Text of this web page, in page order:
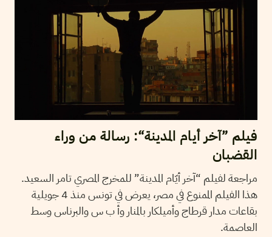
فيلم ”آخر أيام المدينة“: رسالة من وراء
القضبان
مراجعة لفيلم “آخر أيّام المدينة” للمخرج المصري تامر السعيد.
هذا الفيلم الممنوع في مصر، يعرض في تونس منذ 4 جويلية
بقاعات مدار قرطاج وأميلكار بالمنار وأ ب س والبرناس وسط
العاصمة.